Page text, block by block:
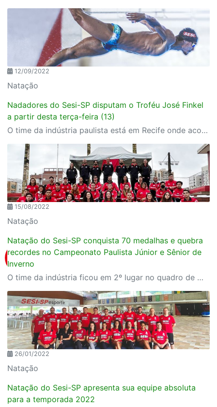
12/09/2022
Natação
Nadadores do Sesi-SP disputam o Troféu José Finkel
a partir desta terça-feira (13)
O time da indústria paulista está em Recife onde acontece a competição
15/08/2022
Natação
Natação do Sesi-SP conquista 70 medalhas e quebra
recordes no Campeonato Paulista Júnior e Sênior de
Inverno
O time da indústria ficou em 2º lugar no quadro de medalhas e na 3ªposição no geral por equipe.
26/01/2022
Natação
Natação do Sesi-SP apresenta sua equipe absoluta
para a temporada 2022